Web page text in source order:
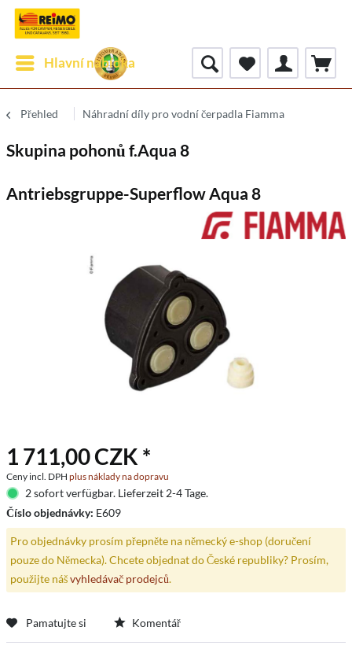
Hlavní nabídka
Přehled Náhradní díly pro vodní čerpadla Fiamma
Skupina pohonů f.Aqua 8
Antriebsgruppe-Superflow Aqua 8
1 711,00 CZK *
Ceny incl. DPH plus náklady na dopravu
2 sofort verfügbar. Lieferzeit 2-4 Tage.
Číslo objednávky: E609
Pro objednávky prosím přepněte na německý e-shop (doručení
pouze do Německa). Chcete objednat do České republiky? Prosím,
použijte nášvyhledávač prodejců.
Pamatujte si Komentář